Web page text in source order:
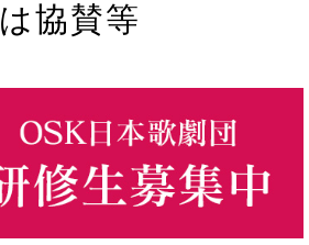
協賛等